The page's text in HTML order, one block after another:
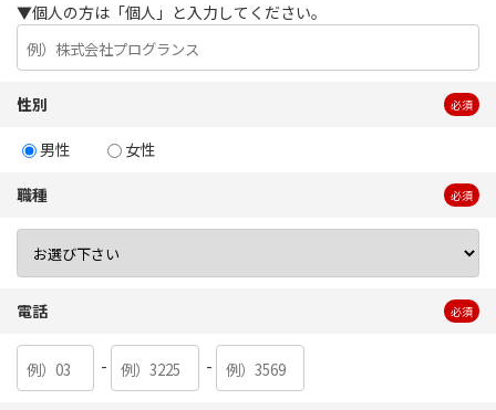
▼個人の方は「個人」と入力してください。
性別 必須
男性 女性
職種 必須
電話 必須
- -